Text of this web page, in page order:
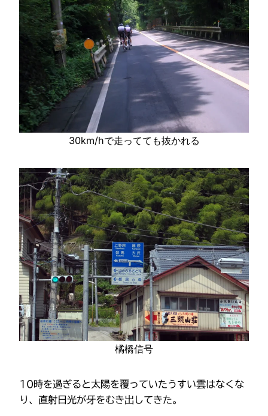
30km/hで走ってても抜かれる
橘橋信号
10時を過ぎると太陽を覆っていたうすい雲はなくな
り、直射日光が牙をむき出してきた。